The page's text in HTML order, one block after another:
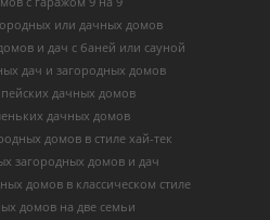
или дачных домов
и дач с баней или сауной
дач и загородных домов
дачных домов
дачных домов
домов в стиле хай-тек
загородных домов и дач
домов в классическом стиле
домов на две семьи